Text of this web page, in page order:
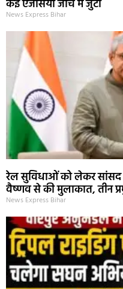
कई एजेंसियां जांच में जुटीं
News Express Bihar
रेल सुविधाओं को लेकर सांसद
वैष्णव से की मुलाकात, तीन
News Express Bihar